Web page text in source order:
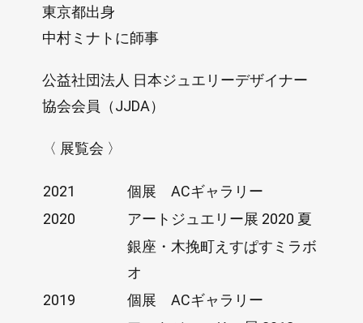
東京都出身
中村ミナトに師事
公益社団法人 日本ジュエリーデザイナー
協会会員（JJDA）
〈 展覧会 〉
2021
個展 ACギャラリー
2020
アートジュエリー展 2020 夏
銀座・木挽町えすぱすミラボ
オ
2019
個展 ACギャラリー